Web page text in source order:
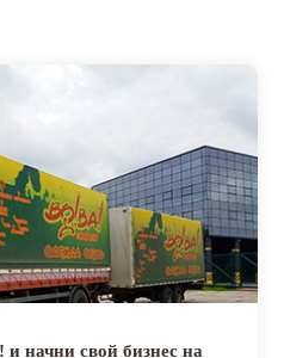
начни свой бизнес на